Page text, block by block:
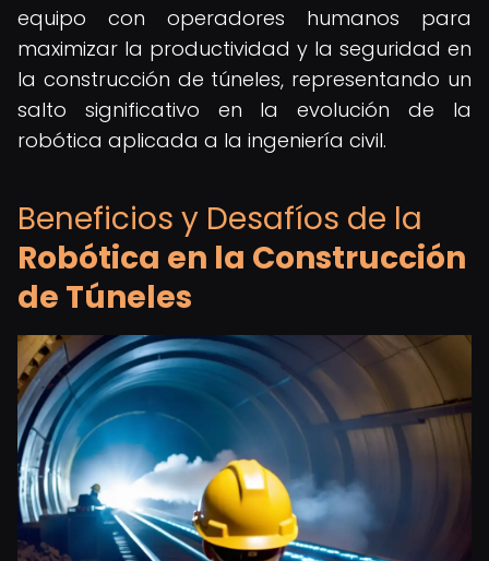
equipo con operadores humanos para
maximizar la productividad y la seguridad en
la construcción de túneles, representando un
salto significativo en la evolución de la
robótica aplicada a la ingeniería civil.
Beneficios y Desafíos de la
Robótica en la Construcción
de Túneles